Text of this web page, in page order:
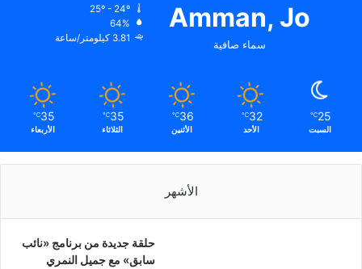
Amman, Jo
سماء صافية
64%
3.81 كيلومتر/ساعة
25
℃
السبت
32
℃
الأحد
36
℃
الأثنين
35
℃
الثلاثاء
35
℃
الأربعاء
الأشهر
حلقة جديدة من برنامج «نائب
سابق» مع جميل النمري